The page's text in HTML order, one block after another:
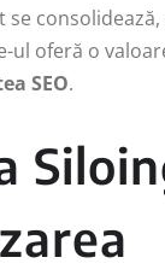
consolidează,
ul oferă o
SEO.